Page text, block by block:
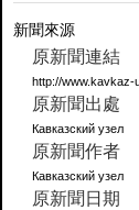
新聞來源
原新聞連結
http://www.kavkaz-
原新聞出處
Кавказский узел
原新聞作者
Кавказский узел
原新聞日期